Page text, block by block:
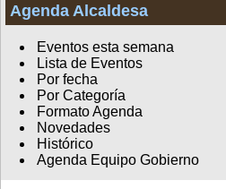
Agenda Alcaldesa
Eventos esta semana
Lista de Eventos
Por fecha
Por Categoría
Formato Agenda
Novedades
Histórico
Agenda Equipo Gobierno